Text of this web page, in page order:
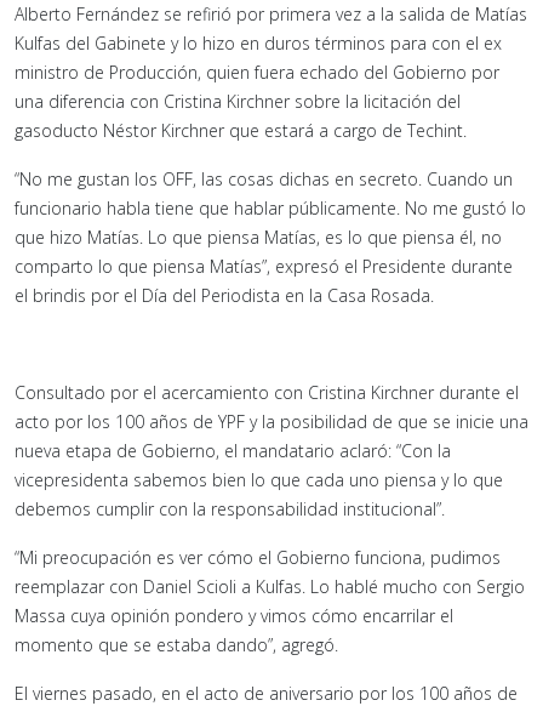
Alberto Fernández se refirió por primera vez a la salida de Matías
Kulfas del Gabinete y lo hizo en duros términos para con el ex
ministro de Producción, quien fuera echado del Gobierno por
una diferencia con Cristina Kirchner sobre la licitación del
gasoducto Néstor Kirchner que estará a cargo de Techint.
“No me gustan los OFF, las cosas dichas en secreto. Cuando un
funcionario habla tiene que hablar públicamente. No me gustó lo
que hizo Matías. Lo que piensa Matías, es lo que piensa él, no
comparto lo que piensa Matías”, expresó el Presidente durante
el brindis por el Día del Periodista en la Casa Rosada.
Consultado por el acercamiento con Cristina Kirchner durante el
acto por los 100 años de YPF y la posibilidad de que se inicie una
nueva etapa de Gobierno, el mandatario aclaró: “Con la
vicepresidenta sabemos bien lo que cada uno piensa y lo que
debemos cumplir con la responsabilidad institucional”.
“Mi preocupación es ver cómo el Gobierno funciona, pudimos
reemplazar con Daniel Scioli a Kulfas. Lo hablé mucho con Sergio
Massa cuya opinión pondero y vimos cómo encarrilar el
momento que se estaba dando”, agregó.
El viernes pasado, en el acto de aniversario por los 100 años de